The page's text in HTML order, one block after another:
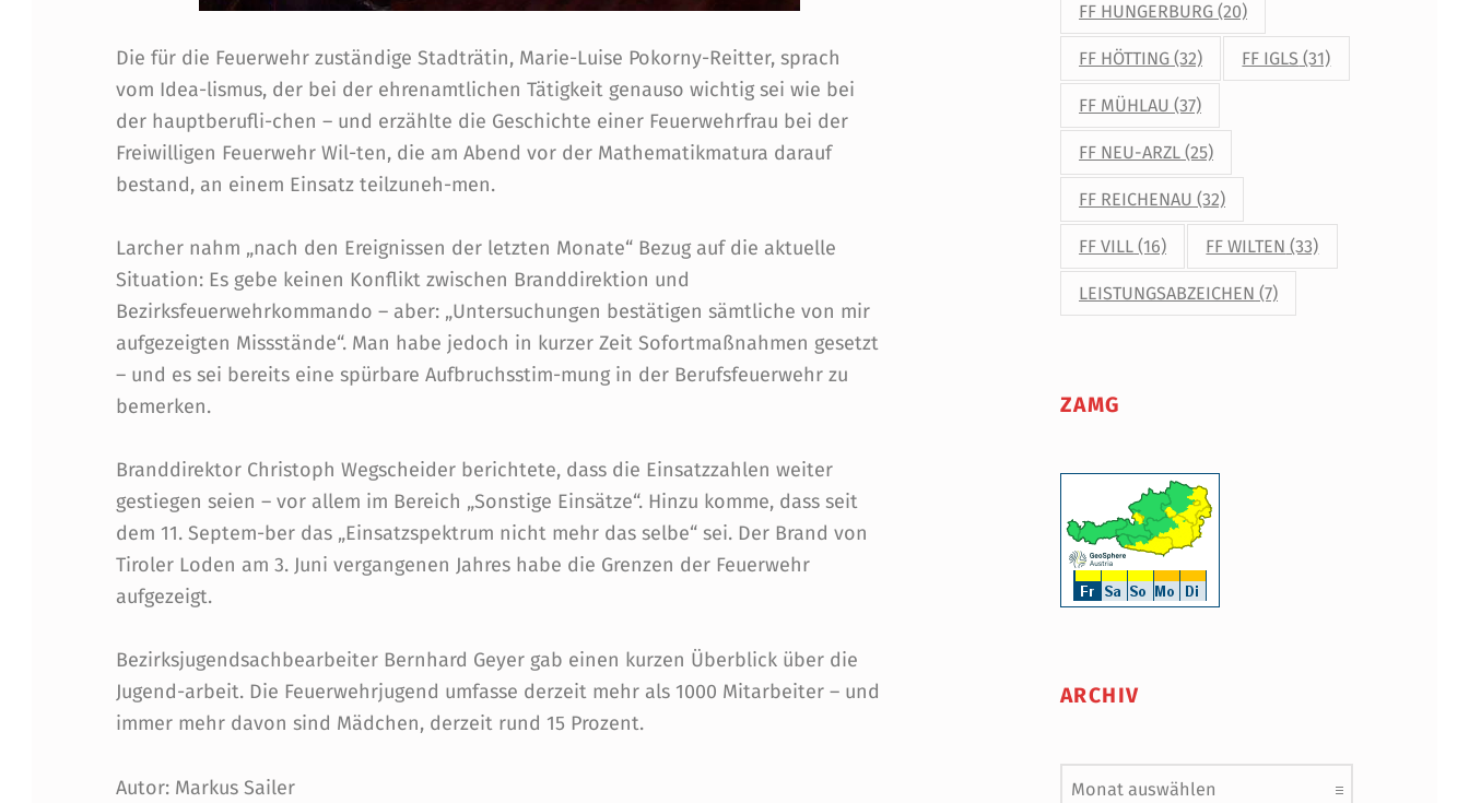
A
G
I
N
H
Ö
T
T
N
G
Die für die Feuerwehr zuständige Stadträtin, Marie-Luise Pokorny-Reitter, sprach
vom Idea-lismus, der bei der ehrenamtlichen Tätigkeit genauso wichtig sei wie bei
der hauptberufli-chen – und erzählte die Geschichte einer Feuerwehrfrau bei der
Freiwilligen Feuerwehr Wil-ten, die am Abend vor der Mathematikmatura darauf
bestand, an einem Einsatz teilzuneh-men.
Larcher nahm „nach den Ereignissen der letzten Monate“ Bezug auf die aktuelle
Situation: Es gebe keinen Konflikt zwischen Branddirektion und
Bezirksfeuerwehrkommando – aber: „Untersuchungen bestätigen sämtliche von mir
aufgezeigten Missstände“. Man habe jedoch in kurzer Zeit Sofortmaßnahmen gesetzt
– und es sei bereits eine spürbare Aufbruchsstim-mung in der Berufsfeuerwehr zu
bemerken.
Branddirektor Christoph Wegscheider berichtete, dass die Einsatzzahlen weiter
gestiegen seien – vor allem im Bereich „Sonstige Einsätze“. Hinzu komme, dass seit
dem 11. Septem-ber das „Einsatzspektrum nicht mehr das selbe“ sei. Der Brand von
Tiroler Loden am 3. Juni vergangenen Jahres habe die Grenzen der Feuerwehr
aufgezeigt.
Bezirksjugendsachbearbeiter Bernhard Geyer gab einen kurzen Überblick über die
Jugend-arbeit. Die Feuerwehrjugend umfasse derzeit mehr als 1000 Mitarbeiter – und
immer mehr davon sind Mädchen, derzeit rund 15 Prozent.
Autor: Markus Sailer
FF HUNGERBURG (20)
FF HÖTTING (32) FF IGLS (31)
FF MÜHLAU (37)
FF NEU-ARZL (25)
FF REICHENAU (32)
FF VILL (16) FF WILTEN (33)
LEISTUNGSABZEICHEN (7)
ZAMG
ARCHIV
Archiv